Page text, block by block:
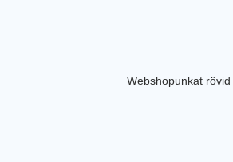
Webshopunkat